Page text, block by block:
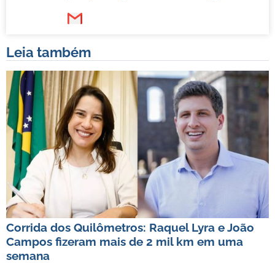
Leia também
Corrida dos Quilômetros: Raquel Lyra e João
Campos fizeram mais de 2 mil km em uma
semana